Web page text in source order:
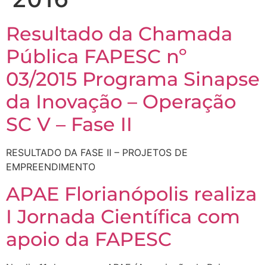
Resultado da Chamada
Pública FAPESC nº
03/2015 Programa Sinapse
da Inovação – Operação
SC V – Fase II
RESULTADO DA FASE II – PROJETOS DE
EMPREENDIMENTO
APAE Florianópolis realiza
I Jornada Científica com
apoio da FAPESC